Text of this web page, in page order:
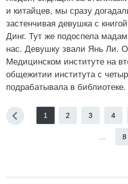
и китайцев, мы сразу
застенчивая девушка с
Динг. Тут же подоспела
нас. Девушку звали Янь Ли.
Медицинском институте на
общежитии института с
подрабатывала в библиотеке.
1 2 3 4
8